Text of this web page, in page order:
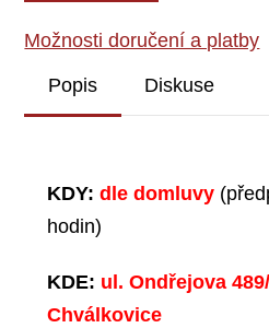
Možnosti doručení a platby
Popis Diskuse
KDY: dle domluvy
hodin)
KDE: ul. Ondřejova
Chválkovice